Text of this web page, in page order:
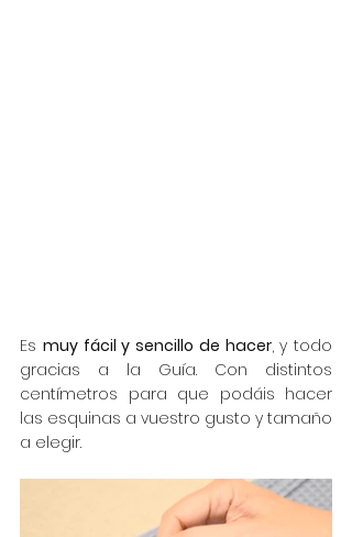
Es muy fácil y sencillo de hacer, y todo
gracias a la Guía. Con distintos
centímetros para que podáis hacer
las esquinas a vuestro gusto y tamaño
a elegir.